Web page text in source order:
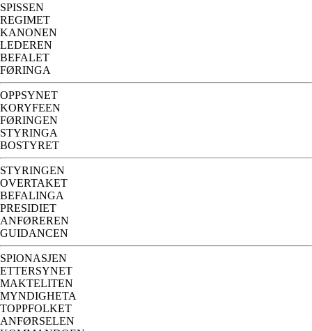
SPISSEN
REGIMET
KANONEN
LEDEREN
BEFALET
FØRINGA
OPPSYNET
KORYFEEN
FØRINGEN
STYRINGA
BOSTYRET
STYRINGEN
OVERTAKET
BEFALINGA
PRESIDIET
ANFØREREN
GUIDANCEN
SPIONASJEN
ETTERSYNET
MAKTELITEN
MYNDIGHETA
TOPPFOLKET
ANFØRSELEN